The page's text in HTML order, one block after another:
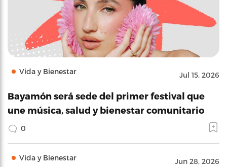
Vida y Bienestar Jul 15, 2026
Bayamón será sede del primer festival que
une música, salud y bienestar comunitario
0
Vida y Bienestar Jun 28, 2026